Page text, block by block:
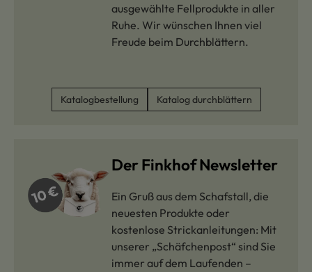
ausgewählte Fellprodukte in aller
Ruhe. Wir wünschen Ihnen viel
Freude beim Durchblättern.
Katalogbestellung Katalog durchblättern
Der Finkhof Newsletter
Ein Gruß aus dem Schafstall, die
neuesten Produkte oder
kostenlose Strickanleitungen: Mit
unserer „Schäfchenpost“ sind Sie
immer auf dem Laufenden –